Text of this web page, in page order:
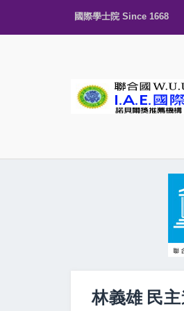
國際學士院 Since 1668
林義雄 民